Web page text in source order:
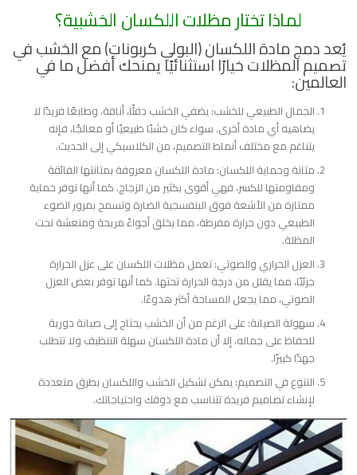
لماذا تختار مظلات اللكسان الخشبية؟
يُعد دمج مادة اللكسان (البولي كربونات) مع الخشب في
تصميم المظلات خيارًا استثنائيًا يمنحك أفضل ما في
العالمين:
الجمال الطبيعي للخشب: يضفي الخشب دفئًا، أناقة، وطابعًا فريدًا لا
يضاهيه أي مادة أخرى. سواء كان خشبًا طبيعيًا أو معالجًا، فإنه
يتناغم مع مختلف أنماط التصميم، من الكلاسيكي إلى الحديث.
متانة وحماية اللكسان: مادة اللكسان معروفة بمتانتها الفائقة
ومقاومتها للكسر، فهي أقوى بكثير من الزجاج. كما أنها توفر حماية
ممتازة من الأشعة فوق البنفسجية الضارة وتسمح بمرور الضوء
الطبيعي دون حرارة مفرطة، مما يخلق أجواءً مريحة ومنعشة تحت
المظلة.
العزل الحراري والصوتي: تعمل مظلات اللكسان على عزل الحرارة
جزئيًا، مما يقلل من درجة الحرارة تحتها. كما أنها توفر بعض العزل
الصوتي، مما يجعل المساحة أكثر هدوءًا.
سهولة الصيانة: على الرغم من أن الخشب يحتاج إلى صيانة دورية
للحفاظ على جماله، إلا أن مادة اللكسان سهلة التنظيف ولا تتطلب
جهدًا كبيرًا.
التنوع في التصميم: يمكن تشكيل الخشب واللكسان بطرق متعددة
لإنشاء تصاميم فريدة تتناسب مع ذوقك واحتياجاتك.